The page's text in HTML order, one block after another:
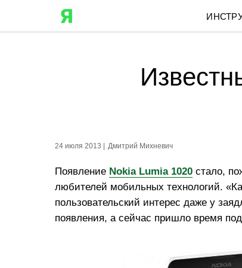
24 июля 2013 | Дмитрий Михневич
Появление Nokia Lumia 1020 стало,
любителей мобильных технологий.
пользовательский интерес даже у
появления, а сейчас пришло время